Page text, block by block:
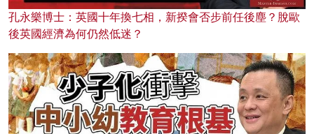
孔永樂博士：英國十年換七相，新揆會否步前任後塵？脫歐
後英國經濟為何仍然低迷？